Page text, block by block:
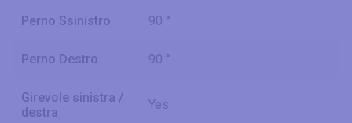
Perno Ssinistro 90 °
Perno Destro 90 °
Girevole sinistra /
destra
Yes